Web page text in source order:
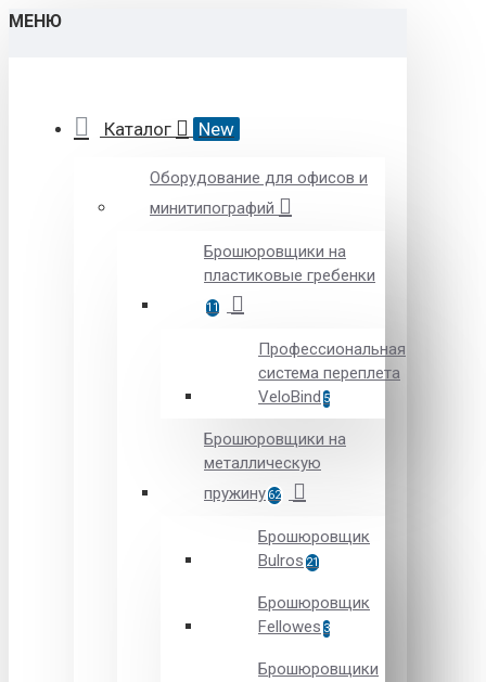
МЕНЮ
Каталог New
Оборудование для офисов и
минитипографий
Брошюровщики на
пластиковые гребенки
11
Профессиональная
система переплета
VeloBind 5
Брошюровщики на
металлическую
пружину62
Брошюровщик
Bulros 21
Брошюровщик
Fellowes 3
Брошюровщики